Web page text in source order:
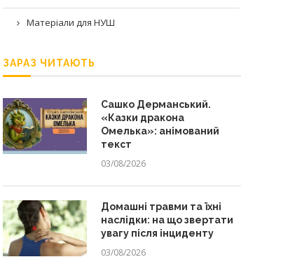
Матеріали для НУШ
ЗАРАЗ ЧИТАЮТЬ
Сашко Дерманський.
«Казки дракона
Омелька»: анімований
текст
03/08/2026
Домашні травми та їхні
наслідки: на що звертати
увагу після інциденту
03/08/2026